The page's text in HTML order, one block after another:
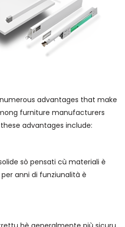
advantages that make
furniture manufacturers
advantages include:
sò pensati cù materiali è
anni di funziunalità è